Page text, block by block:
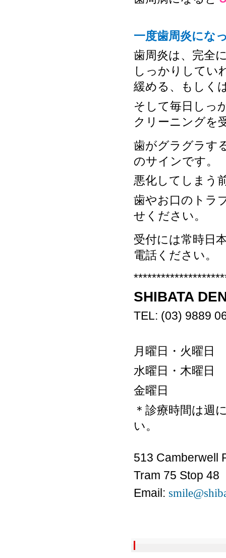
一度歯周炎にな
歯周炎は、完全
しっかりしてい
緩める、もしく
そして毎日しっ
クリーニングを
歯がグラグラす
のサインです。
悪化してしまう
歯やお口のトラ
せください。
受付には常時日
電話ください。
SHIBATA
TEL: (03) 9889
月曜日・火曜日
水曜日・木曜日
金曜日 午前
＊診療時間は週
い。
513 Camberwell
Tram 75 Stop 48
Email: